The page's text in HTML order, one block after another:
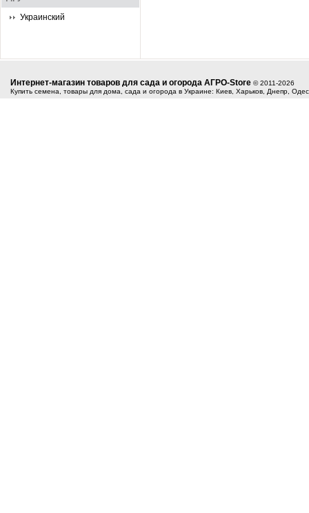
Украинский
Интернет-магазин товаров для сада и огорода АГРО-Store © 2011-2026
Купить семена, товары для дома, сада и огорода в Украине: Киев, Харьков, Днепр,